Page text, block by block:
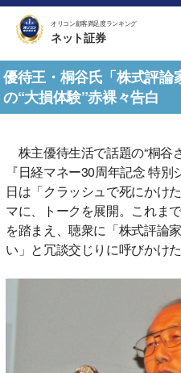
オリコン顧客満足度ランキング
ネット証券
優待王・桐谷氏「株式評
の“大損体験”赤裸々告白
株主優待生活で話題の“桐谷
『日経マネー30周年記念 特
日は「クラッシュで死にかけ
マに、トークを展開。これま
を踏まえ、聴衆に「株式評論
い」と冗談交じりに呼びかけた